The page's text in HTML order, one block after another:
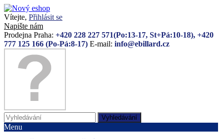
Vítejte, Přihlásit se
Napište nám
Prodejna Praha: +420 228 227 571(Po:13-17, St+Pá:10-18), +420
777 125 166 (Po-Pá:8-17) E-mail: info@ebillard.cz
Vyhledávání
Menu